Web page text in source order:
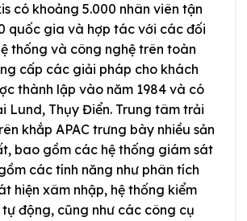
có khoảng 5.000 nhân viên tận
quốc gia và hợp tác với các đối
thống và công nghệ trên toàn
cấp các giải pháp cho khách
thành lập vào năm 1984 và có
Lund, Thụy Điển. Trung tâm trải
khắp APAC trưng bày nhiều sản
bao gồm các hệ thống giám sát
các tính năng như phân tích
hiện xâm nhập, hệ thống kiểm
động, cũng như các công cụ